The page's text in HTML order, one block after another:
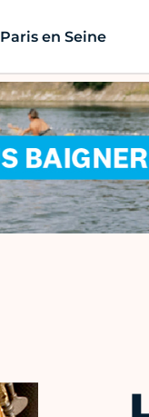
Paris en Seine